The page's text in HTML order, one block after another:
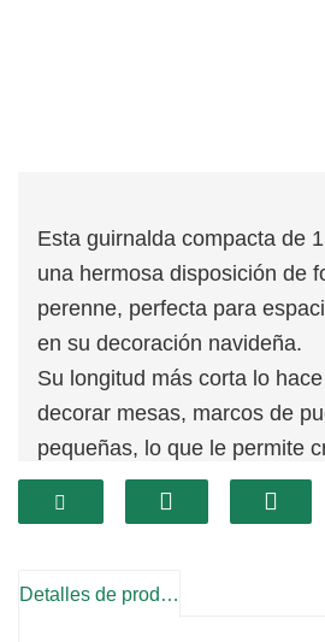
Esta guirnalda compacta de
una hermosa disposición de
perenne, perfecta para
en su decoración navideña.
Su longitud más corta lo
decorar mesas, marcos de
pequeñas, lo que le permite
festivo sin abrumar el área.
La exuberante vegetación
Detalles de producto